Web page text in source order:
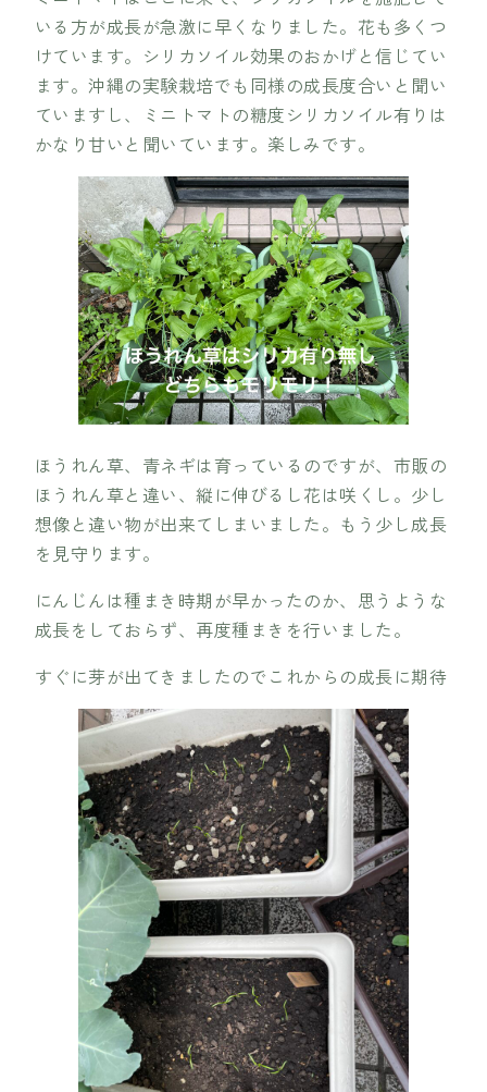
いる方が成長が急激に早くなりました。花も多くつ
けています。シリカソイル効果のおかげと信じてい
ます。沖縄の実験栽培でも同様の成長度合いと聞い
ていますし、ミニトマトの糖度シリカソイル有りは
かなり甘いと聞いています。楽しみです。
ほうれん草、青ネギは育っているのですが、市販の
ほうれん草と違い、縦に伸びるし花は咲くし。少し
想像と違い物が出来てしまいました。もう少し成長
を見守ります。
にんじんは種まき時期が早かったのか、思うような
成長をしておらず、再度種まきを行いました。
すぐに芽が出てきましたのでこれからの成長に期待